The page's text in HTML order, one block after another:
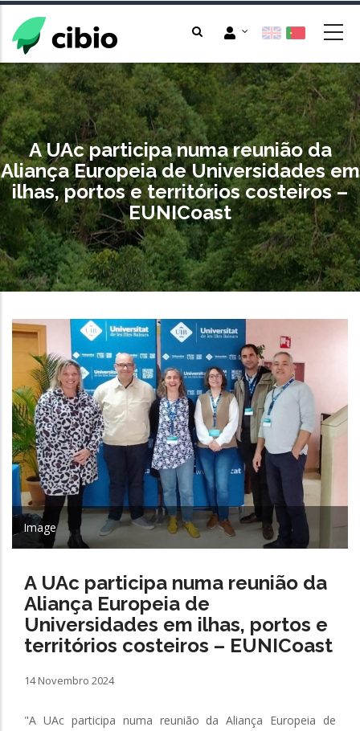
Passar
para
conteúdo
principal
A UAc participa numa reunião da
Aliança Europeia de Universidades em
ilhas, portos e territórios costeiros –
EUNICoast
Image
A UAc participa numa reunião da
Aliança Europeia de
Universidades em ilhas, portos e
territórios costeiros – EUNICoast
14 Novembro 2024
"A UAc participa numa reunião da Aliança Europeia de